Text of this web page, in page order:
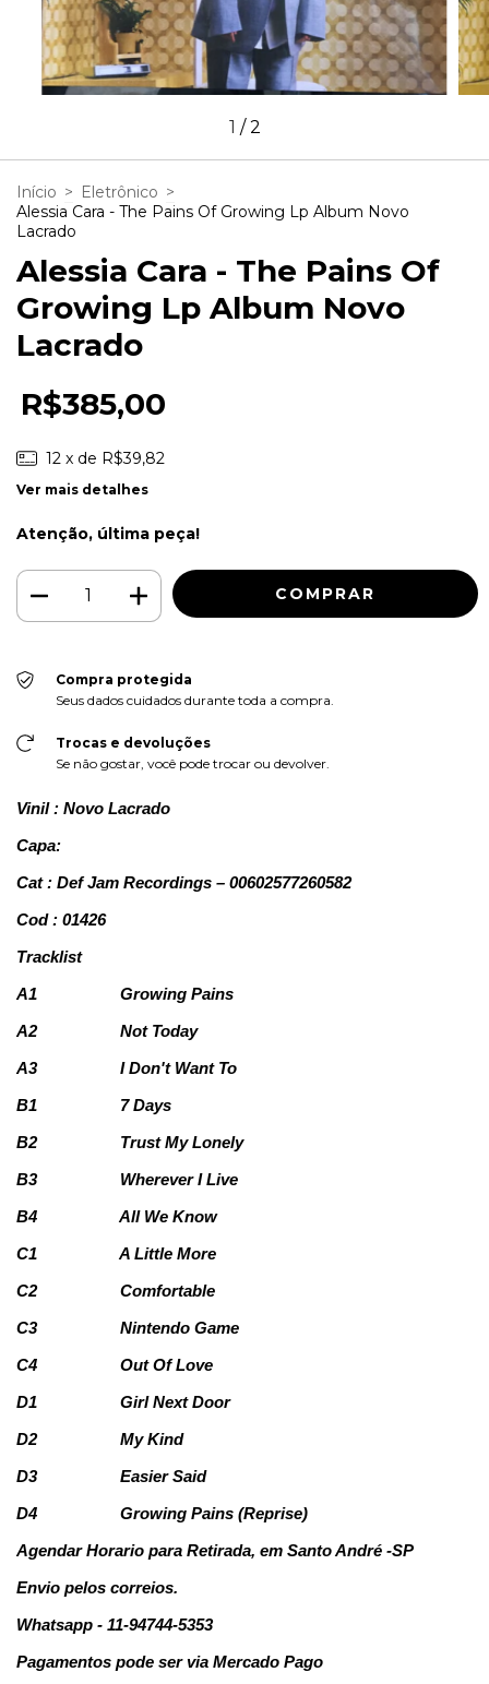
1 /2
Início > Eletrônico >
Alessia Cara - The Pains Of Growing Lp Album Novo
Lacrado
Alessia Cara - The Pains Of
Growing Lp Album Novo
Lacrado
R$385,00
12 x de R$39,82
Ver mais detalhes
Atenção, última peça!
Compra protegida
Seus dados cuidados durante toda a compra.
Trocas e devoluções
Se não gostar, você pode trocar ou devolver.
Vinil : Novo Lacrado
Capa:
Cat : Def Jam Recordings – 00602577260582
Cod : 01426
Tracklist
A1
Growing Pains
A2
Not Today
A3
I Don't Want To
B1
7 Days
B2
Trust My Lonely
B3
Wherever I Live
B4
All We Know
C1
A Little More
C2
Comfortable
C3
Nintendo Game
C4
Out Of Love
D1
Girl Next Door
D2
My Kind
D3
Easier Said
D4
Growing Pains (Reprise)
Agendar Horario para Retirada, em Santo André -SP
Envio pelos correios.
Whatsapp - 11-94744-5353
Pagamentos pode ser via Mercado Pago